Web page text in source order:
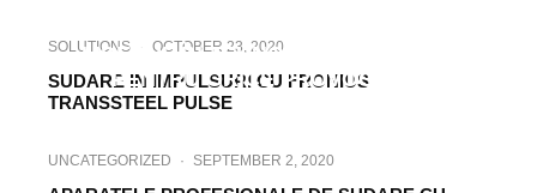
LIDERUL ÎN TEHNOLOGIE. ECHIPAT
PENTRU ORICE PROVOCARE
SOLUTIONS OCTOBER 23, 2020
SUDARE IN IMPULSURI CU FRONIUS
TRANSSTEEL PULSE
UNCATEGORIZED · SEPTEMBER 2, 2020